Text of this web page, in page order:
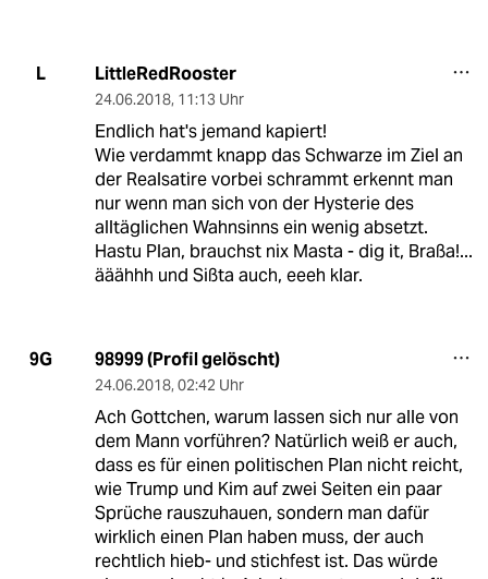
L LittleRedRooster
24.06.2018, 11:13 Uhr
Endlich hat's jemand kapiert!
Wie verdammt knapp das Schwarze im Ziel an
der Realsatire vorbei schrammt erkennt man
nur wenn man sich von der Hysterie des
alltäglichen Wahnsinns ein wenig absetzt.
Hastu Plan, brauchst nix Masta - dig it, Braßa!...
ääähhh und Sißta auch, eeeh klar.
9G 98999 (Profil gelöscht)
24.06.2018, 02:42 Uhr
Ach Gottchen, warum lassen sich nur alle von
dem Mann vorführen? Natürlich weiß er auch,
dass es für einen politischen Plan nicht reicht,
wie Trump und Kim auf zwei Seiten ein paar
Sprüche rauszuhauen, sondern man dafür
wirklich einen Plan haben muss, der auch
rechtlich hieb- und stichfest ist. Das würde